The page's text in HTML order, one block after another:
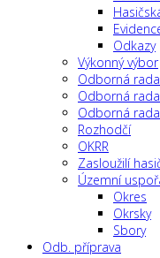
Odkazy
Výkonný výbor
Odborná
Odborná
Odborná
Rozhodčí
OKRR
Zasloužilí
Územní
Okres
Okrsky
Sbory
Odb. příprava